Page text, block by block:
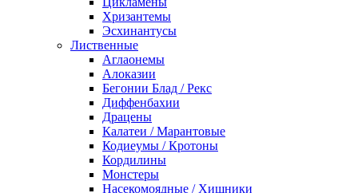
Хризантемы
Эсхинантусы
Лиственные
Аглаонемы
Алоказии
Бегонии Блад / Рекс
Диффенбахии
Драцены
Калатеи / Марантовые
Кодиеумы / Кротоны
Кордилины
Монстеры
Насекомоядные / Хищники